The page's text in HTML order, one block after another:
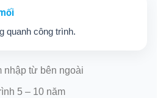
quanh công trình.
nhập từ bên ngoài
5 – 10 năm